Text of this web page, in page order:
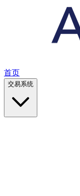
首页
交易系统